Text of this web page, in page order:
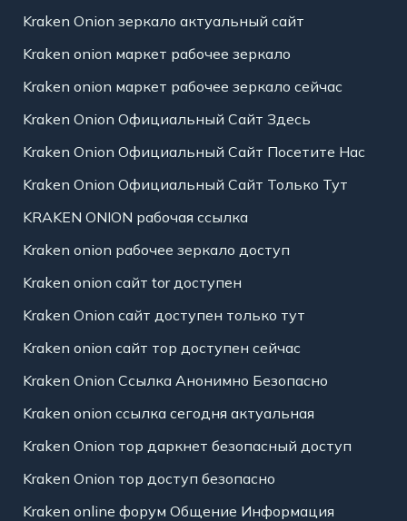
Kraken Onion зеркало актуальный сайт
Kraken onion маркет рабочее зеркало
Kraken onion маркет рабочее зеркало сейчас
Kraken Onion Официальный Сайт Здесь
Kraken Onion Официальный Сайт Посетите Нас
Kraken Onion Официальный Сайт Только Тут
KRAKEN ONION рабочая ссылка
Kraken onion рабочее зеркало доступ
Kraken onion сайт tor доступен
Kraken Onion сайт доступен только тут
Kraken onion сайт тор доступен сейчас
Kraken Onion Ссылка Анонимно Безопасно
Kraken onion ссылка сегодня актуальная
Kraken Onion тор даркнет безопасный доступ
Kraken Onion тор доступ безопасно
Kraken online форум Общение Информация